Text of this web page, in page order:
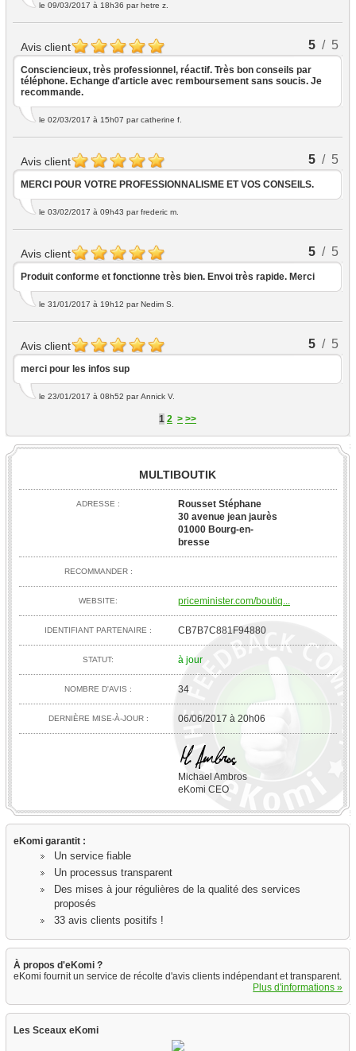
le 09/03/2017 à 18h36 par hetre z.
Avis client 5/ 5
Consciencieux, très professionnel, réactif. Très bon conseils par
téléphone. Echange d'article avec remboursement sans soucis. Je
recommande.
le 02/03/2017 à 15h07 par catherine f.
Avis client 5/ 5
MERCI POUR VOTRE PROFESSIONNALISME ET VOS CONSEILS.
le 03/02/2017 à 09h43 par frederic m.
Avis client 5/ 5
Produit conforme et fonctionne très bien. Envoi très rapide. Merci
le 31/01/2017 à 19h12 par Nedim S.
Avis client 5/ 5
merci pour les infos sup
le 23/01/2017 à 08h52 par Annick V.
1 2 > >>
MULTIBOUTIK
ADRESSE :
Rousset Stéphane
30 avenue jean jaurès
01000 Bourg-en-
bresse
RECOMMANDER :
WEBSITE: priceminister.com/boutiq...
IDENTIFIANT PARTENAIRE : CB7B7C881F94880
STATUT: à jour
NOMBRE D'AVIS : 34
DERNIÈRE MISE-À-JOUR : 06/06/2017 à 20h06
Michael Ambros
eKomi CEO
eKomi garantit :
Un service fiable
Un processus transparent
Des mises à jour régulières de la qualité des services
proposés
33 avis clients positifs !
À propos d'eKomi ?
eKomi fournit un service de récolte d'avis clients indépendant et transparent.
Plus d'informations »
Les Sceaux eKomi